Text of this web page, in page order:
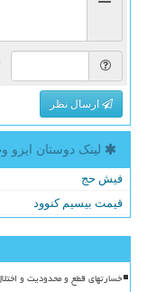
=
ارسال نظر
لینک دوستان ایزو
فیش حج
قیمت بیسیم کنوود
خسارتهای قطع و محدودیت و